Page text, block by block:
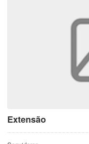
Extensão